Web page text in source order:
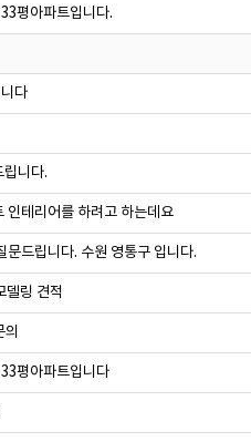
평아파트입니다.
다
립니다.
인테리어를 하려고 하는데요
문드립니다. 수원 영통구 입니다.
델링 견적
평아파트입니다